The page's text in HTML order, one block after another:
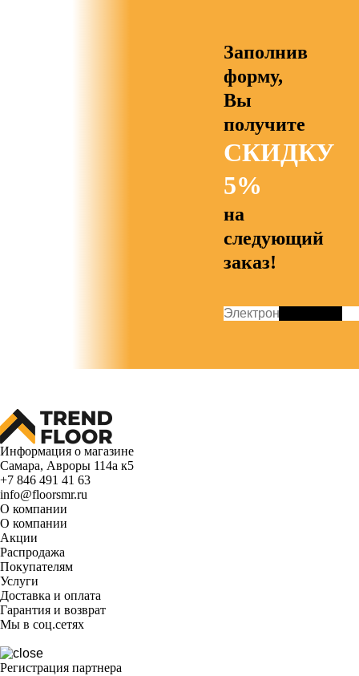
Заполнив
форму,
Вы
получите
СКИДКУ
5%
на
следующий
заказ!
Информация о магазине
Самара, Авроры 114а к5
+7 846 491 41 63
info@floorsmr.ru
О компании
О компании
Акции
Распродажа
Покупателям
Услуги
Доставка и оплата
Гарантия и возврат
Мы в соц.сетях
Регистрация партнера